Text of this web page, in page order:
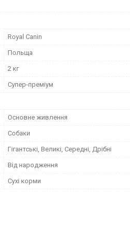
Royal Canin
Польща
2 кг
Супер-преміум
Основне живлення
Собаки
Гігантські, Великі, Середні, Дрібні
Від народження
Сухі корми